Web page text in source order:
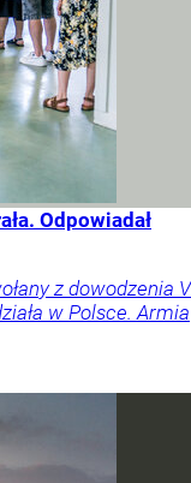
Odpowiadał
z dowodzenia V
w Polsce. Armia